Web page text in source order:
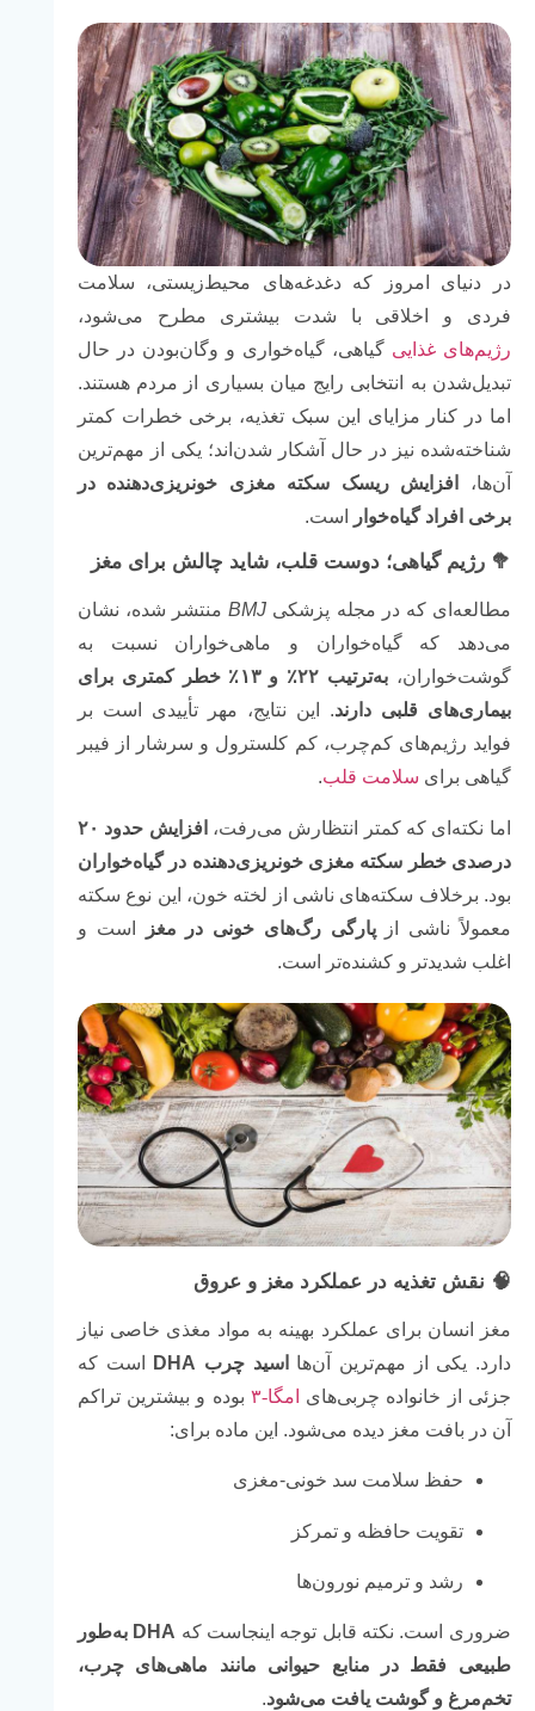
در دنیای امروز که دغدغه‌های محیط‌زیستی، سلامت
فردی و اخلاقی با شدت بیشتری مطرح می‌شود،
رژیم‌های غذایی گیاهی، گیاه‌خواری و وگان‌بودن در حال
تبدیل‌شدن به انتخابی رایج میان بسیاری از مردم هستند.
اما در کنار مزایای این سبک تغذیه، برخی خطرات کمتر
شناخته‌شده نیز در حال آشکار شدن‌اند؛ یکی از مهم‌ترین
آن‌ها،
افزایش ریسک سکته مغزی خونریزی‌دهنده در
برخی افراد گیاه‌خوار
است.
🥦 رژیم گیاهی؛ دوست قلب، شاید چالش برای مغز
مطالعه‌ای که در مجله پزشکی BMJمنتشر شده، نشان
می‌دهد که گیاه‌خواران و ماهی‌خواران نسبت به
گوشت‌خواران،
به‌ترتیب ۲۲٪ و ۱۳٪ خطر کمتری برای
بیماری‌های قلبی دارند. این نتایج، مهر تأییدی است بر
فواید رژیم‌های کم‌چرب، کم کلسترول و سرشار از فیبر
گیاهی برای سلامت قلب.
اما نکته‌ای که کمتر انتظارش می‌رفت،
افزایش حدود ۲۰
درصدی خطر سکته مغزی خونریزی‌دهنده در گیاه‌خواران
بود. برخلاف سکته‌های ناشی از لخته خون، این نوع سکته
معمولاً ناشی ازپارگی رگ‌های خونی در مغز
است و
اغلب شدیدتر و کشنده‌تر است.
🧠 نقش تغذیه در عملکرد مغز و عروق
مغز انسان برای عملکرد بهینه به مواد مغذی خاصی نیاز
دارد. یکی از مهم‌ترین آن‌ها
اسید چرب DHA
است که
جزئی از خانواده چربی‌های
امگا-۳
بوده و بیشترین تراکم
آن در بافت مغز دیده می‌شود. این ماده برای:
حفظ سلامت سد خونی-مغزی
تقویت حافظه و تمرکز
رشد و ترمیم نورون‌ها
ضروری است. نکته قابل توجه اینجاست که
DHA به‌طور
طبیعی فقط در منابع حیوانی مانند ماهی‌های چرب،
تخم‌مرغ و گوشت یافت می‌شود.